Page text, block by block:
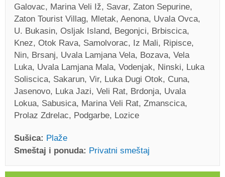
Galovac, Marina Veli Iž, Savar, Zaton Sepurine,
Zaton Tourist Villag, Mletak, Aenona, Uvala Ovca,
U. Bukasin, Osljak Island, Begonjci, Brbiscica,
Knez, Otok Rava, Samolvorac, Iz Mali, Ripisce,
Nin, Brsanj, Uvala Lamjana Vela, Bozava, Vela
Luka, Uvala Lamjana Mala, Vodenjak, Ninski, Luka
Soliscica, Sakarun, Vir, Luka Dugi Otok, Cuna,
Jasenovo, Luka Jazi, Veli Rat, Brdonja, Uvala
Lokua, Sabusica, Marina Veli Rat, Zmanscica,
Prolaz Zdrelac, Podgarbe, Lozice
Sušica: Plaže
Smeštaj i ponuda: Privatni smeštaj